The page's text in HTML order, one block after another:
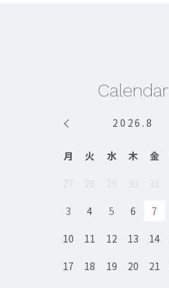
Calendar
2026 .8
月 火 水 木 金
27
28 29 30 31
3
4 5 6 7
10
11 12 13 14
17
18 19 20 21